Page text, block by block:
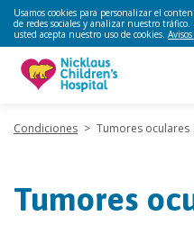
Usamos cookies para personalizar el
de redes sociales y analizar nuestro
usted acepta nuestro uso de cookies.
Condiciones > Tumores oculares
Tumores